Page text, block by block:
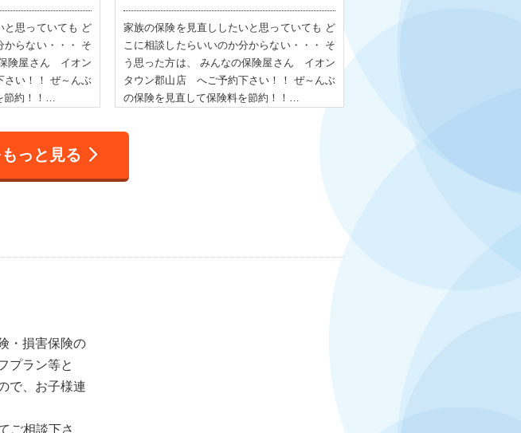
と思っていても ど
からない・・・ そ
険屋さん イオン
い！！ ぜ～んぶ
節約！！…
家族の保険を見直ししたいと思っていても ど
こに相談したらいいのか分からない・・・ そ
う思った方は、 みんなの保険屋さん イオン
タウン郡山店 へご予約下さい！！ ぜ～んぶ
の保険を見直して保険料を節約！！…
っと見る
・損害保険の
プラン等と
で、お子様連
ご相談下さ